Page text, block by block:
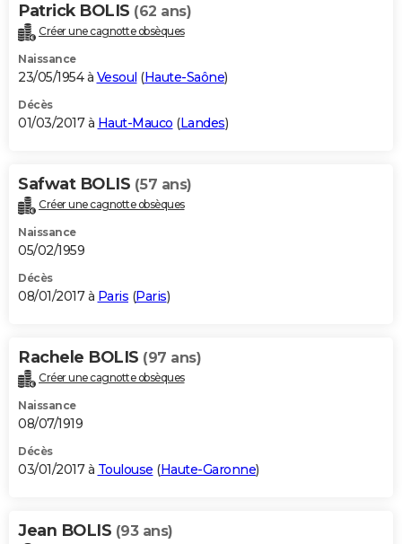
Patrick BOLIS (62 ans)
Créer une cagnotte obsèques
Naissance
23/05/1954 à Vesoul (Haute-Saône)
Décès
01/03/2017 à Haut-Mauco (Landes)
Safwat BOLIS (57 ans)
Créer une cagnotte obsèques
Naissance
05/02/1959
Décès
08/01/2017 à Paris (Paris)
Rachele BOLIS (97 ans)
Créer une cagnotte obsèques
Naissance
08/07/1919
Décès
03/01/2017 à Toulouse (Haute-Garonne)
Jean BOLIS (93 ans)